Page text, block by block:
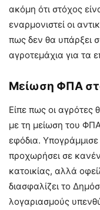
ακόμη ότι στόχος
εναρμονιστεί οι
πως δεν θα υπάρξει
αγροτεμάχια για τα
Μείωση ΦΠΑ
Είπε πως οι
με τη μείωση του
εφόδια.
προχωρήσει σε
κατοικίας, αλλά
διασφαλίζει το
λογαριασμούς